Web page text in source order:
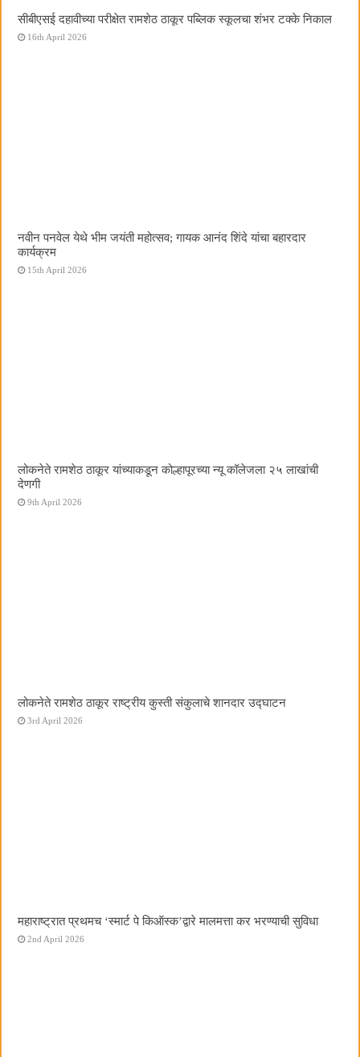
सीबीएसई दहावीच्या परीक्षेत रामशेठ ठाकूर पब्लिक स्कूलचा शंभर टक्के निकाल
16th April 2026
नवीन पनवेल येथे भीम जयंती महोत्सव; गायक आनंद शिंदे यांचा बहारदार
कार्यक्रम
15th April 2026
लोकनेते रामशेठ ठाकूर यांच्याकडून कोल्हापूरच्या न्यू कॉलेजला २५ लाखांची
देणगी
9th April 2026
लोकनेते रामशेठ ठाकूर राष्ट्रीय कुस्ती संकुलाचे शानदार उद्घाटन
3rd April 2026
महाराष्ट्रात प्रथमच ‌‘स्मार्ट पे किऑस्क‌’द्वारे मालमत्ता कर भरण्याची सुविधा
2nd April 2026